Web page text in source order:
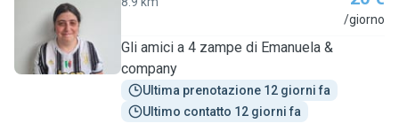
E /giorno
Gli amici a 4 zampe di Emanuela &
company
Ultima prenotazione 12 giorni fa
Ultimo contatto 12 giorni fa